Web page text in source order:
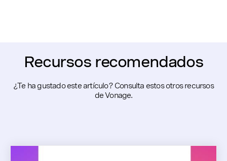
Recursos recomendados
¿Te ha gustado este artículo? Consulta estos otros recursos
de Vonage.